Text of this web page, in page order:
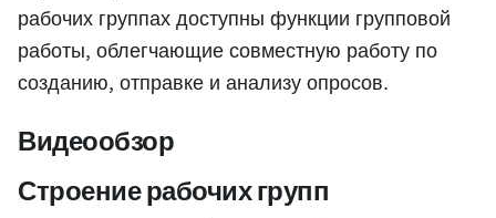
рабочих группах доступны функции групповой
работы, облегчающие совместную работу по
созданию, отправке и анализу опросов.
Видеообзор
Строение рабочих групп